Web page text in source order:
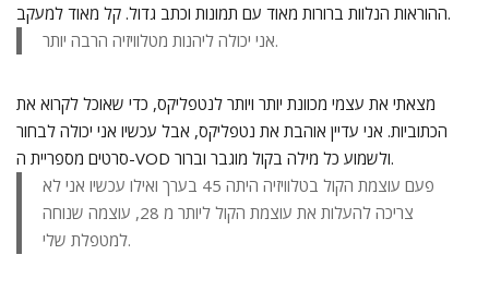
ההוראות הנלוות ברורות מאוד עם תמונות וכתב גדול. קל מאוד למעקב.
אני יכולה ליהנות מטלוויזיה הרבה יותר.
מצאתי את עצמי מכוונת יותר ויותר לנטפליקס, כדי שאוכל לקרוא את
הכתוביות. אני עדיין אוהבת את נטפליקס, אבל עכשיו אני יכולה לבחור
סרטים מספריית ה-VOD ולשמוע כל מילה בקול מוגבר וברור.
פעם עוצמת הקול בטלוויזיה היתה 45 בערך ואילו עכשיו אני לא
צריכה להעלות את עוצמת הקול ליותר מ 28, עוצמה שנוחה
למטפלת שלי.